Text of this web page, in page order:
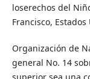
loserechos del
Francisco, Estados
Organización de
general No. 14